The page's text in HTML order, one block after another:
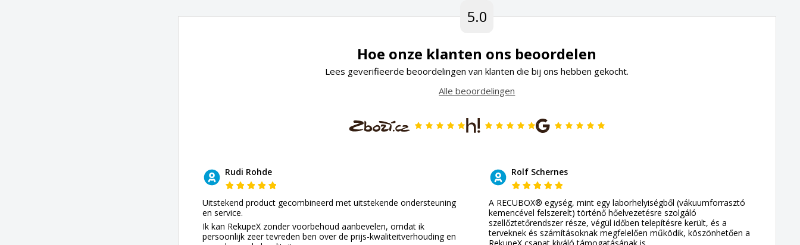
5.0
Hoe onze klanten ons beoordelen
Lees geverifieerde beoordelingen van klanten die bij ons hebben gekocht.
Alle beoordelingen
Rudi Rohde
Uitstekend product gecombineerd met uitstekende ondersteuning
en service.
Ik kan RekupeX zonder voorbehoud aanbevelen, omdat ik
persoonlijk zeer tevreden ben over de prijs-kwaliteitverhouding en
Rolf Schernes
A RECUBOX® egység, mint egy laborhelyiségből (vákuumforrasztó
kemencével felszerelt) történő hőelvezetésre szolgáló
szellőztetőrendszer része, végül időben telepítésre került, és a
terveknek és számításoknak megfelelően működik, köszönhetően a